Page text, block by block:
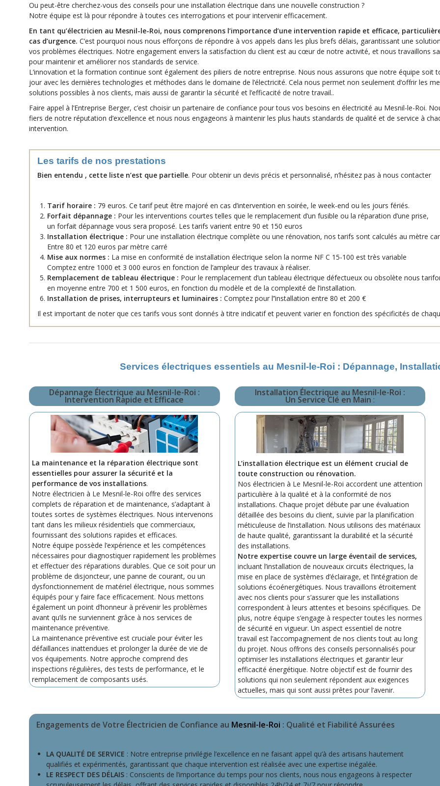
Ou peut-être cherchez-vous des conseils pour une installation électrique dans une nouvelle construction ?
Notre équipe est là pour répondre à toutes ces interrogations et pour intervenir efficacement.
En tant qu’électricien au Mesnil-le-Roi, nous comprenons l’importance d’une intervention rapide et efficace,
cas d’urgence. C’est pourquoi nous nous efforçons de répondre à vos appels dans les plus brefs délais, garantissant une
vos problèmes électriques. Notre engagement envers la satisfaction du client est au cœur de notre activité, et nous travaillons
pour maintenir et améliorer nos standards de service.
L’innovation et la formation continue sont également des piliers de notre entreprise. Nous nous assurons que notre équipe soit
jour avec les dernières technologies et méthodes dans le domaine de l’électricité. Cela nous permet non seulement d’offrir les
solutions possibles à nos clients, mais aussi de garantir la sécurité et l’efficacité de notre travail..
Faire appel à l’Entreprise Berger, c’est choisir un partenaire de confiance pour tous vos besoins en électricité au Mesnil-le-Roi.
fiers de notre réputation d’excellence et nous nous engageons à maintenir les plus hauts standards de qualité et de service à
intervention.
Les tarifs de nos prestations
Bien entendu , cette liste n’est que partielle. Pour obtenir un devis précis et personnalisé, n’hésitez pas à nous contacter
Tarif horaire : 79 euros. Ce tarif peut être majoré en cas d’intervention en soirée, le week-end ou les jours fériés.
Forfait dépannage : Pour les interventions courtes telles que le remplacement d’un fusible ou la réparation d’une prise,
un forfait dépannage vous sera proposé. Les tarifs varient entre 90 et 150 euros
Installation électrique : Pour une installation électrique complète ou une rénovation, nos tarifs sont calculés au mètre
Entre 80 et 120 euros par mètre carré
Mise aux normes : La mise en conformité de installation électrique selon la norme NF C 15-100 est très variable
Comptez entre 1000 et 3 000 euros en fonction de l’ampleur des travaux à réaliser.
Remplacement de tableau électrique : Pour le remplacement d’un tableau électrique défectueux ou obsolète nous
en moyenne entre 700 et 1 500 euros, en fonction du modèle et de la complexité de l’installation.
Installation de prises, interrupteurs et luminaires : Comptez pour l’’installation entre 80 et 200 €
Il est important de noter que ces tarifs vous sont donnés à titre indicatif et peuvent varier en fonction des spécificités de
Services électriques essentiels au Mesnil-le-Roi : Dépannage,
Dépannage Électrique au Mesnil-le-Roi :
Intervention Rapide et Efficace
La maintenance et la réparation électrique sont
essentielles pour assurer la sécurité et la
performance de vos installations.
Notre électricien à Le Mesnil-le-Roi offre des services
complets de réparation et de maintenance, s’adaptant à
toutes sortes de systèmes électriques. Nous intervenons
tant dans les milieux résidentiels que commerciaux,
fournissant des solutions rapides et efficaces.
Notre équipe possède l’expérience et les compétences
nécessaires pour diagnostiquer rapidement les problèmes
et effectuer des réparations durables. Que ce soit pour un
problème de disjoncteur, une panne de courant, ou un
dysfonctionnement de matériel électrique, nous sommes
équipés pour y faire face efficacement. Nous mettons
également un point d’honneur à prévenir les problèmes
avant qu’ils ne surviennent grâce à nos services de
maintenance préventive.
La maintenance préventive est cruciale pour éviter les
défaillances inattendues et prolonger la durée de vie de
vos équipements. Notre approche comprend des
inspections régulières, des tests de performance, et le
remplacement de composants usés.
Installation Électrique au Mesnil-le-Roi :
Un Service Clé en Main :
L’installation électrique est un élément crucial de
toute construction ou rénovation.
Nos électricien à Le Mesnil-le-Roi accordent une attention
particulière à la qualité et à la conformité de nos
installations. Chaque projet débute par une évaluation
détaillée des besoins du client, suivie par la planification
méticuleuse de l’installation. Nous utilisons des matériaux
de haute qualité, garantissant la durabilité et la sécurité
des installations.
Notre expertise couvre un large éventail de services,
incluant l’installation de nouveaux circuits électriques, la
mise en place de systèmes d’éclairage, et l’intégration de
solutions écoénergétiques. Nous travaillons étroitement
avec nos clients pour s’assurer que les installations
correspondent à leurs attentes et besoins spécifiques. De
plus, notre équipe s’engage à respecter toutes les normes
de sécurité en vigueur. Un aspect essentiel de notre
travail est l’accompagnement de nos clients tout au long
du projet. Nous offrons des conseils personnalisés pour
optimiser les installations électriques et garantir leur
efficacité énergétique. Notre objectif est de fournir des
solutions qui non seulement répondent aux exigences
actuelles, mais qui sont aussi prêtes pour l’avenir.
Engagements de Votre Électricien de Confiance au Mesnil-le-Roi : Qualité et Fiabilité Assurées
LA QUALITÉ DE SERVICE : Notre entreprise privilégie l’excellence en ne faisant appel qu’à des artisans hautement
qualifiés et expérimentés, garantissant que chaque intervention est réalisée avec une expertise inégalée.
LE RESPECT DES DÉLAIS : Conscients de l’importance du temps pour nos clients, nous nous engageons à respecter